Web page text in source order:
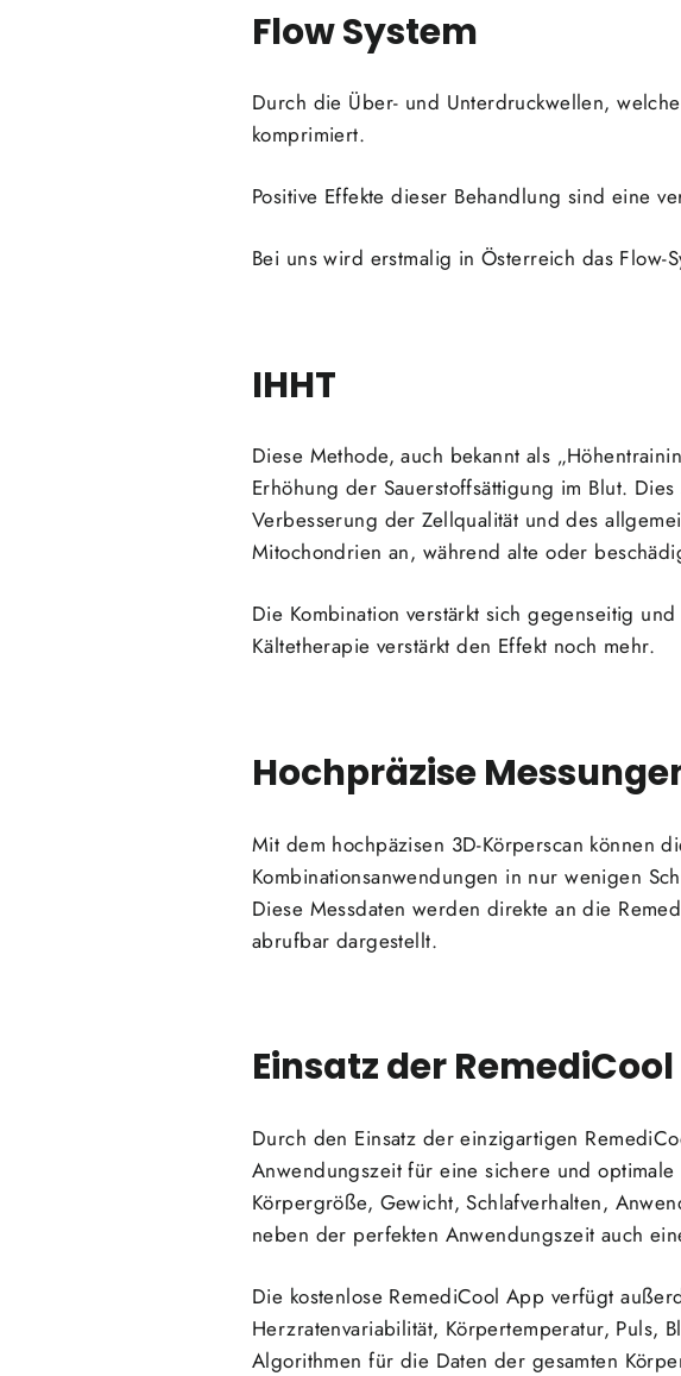
Flow System
Durch die Über- und Unterdruckwellen,
komprimiert.
Positive Effekte dieser Behandlung sind eine
Bei uns wird erstmalig in Österreich das Flow-
IHHT
Diese Methode, auch bekannt als
Erhöhung der Sauerstoffsättigung im Blut.
Verbesserung der Zellqualität und des
Mitochondrien an, während alte oder
Die Kombination verstärkt sich gegenseitig
Kältetherapie verstärkt den Effekt noch mehr.
Hochpräzise
Mit dem hochpäzisen 3D-Körperscan können
Kombinationsanwendungen in nur wenigen
Diese Messdaten werden direkte an die
abrufbar dargestellt.
Einsatz der
Durch den Einsatz der einzigartigen
Anwendungszeit für eine sichere und
Körpergröße, Gewicht, Schlafverhalten,
neben der perfekten Anwendungszeit auch
Die kostenlose RemediCool App verfügt
Herzratenvariabilität, Körpertemperatur, Puls,
Algorithmen für die Daten der gesamten